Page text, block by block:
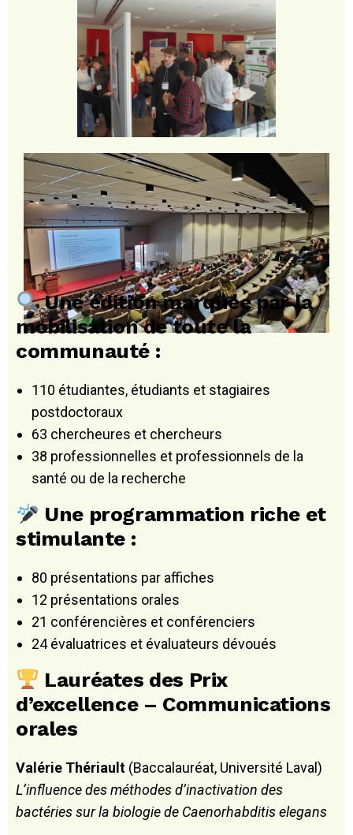
Une édition marquée par la
mobilisation de toute la
communauté :
110 étudiantes, étudiants et stagiaires
postdoctoraux
63 chercheures et chercheurs
38 professionnelles et professionnels de la
santé ou de la recherche
Une programmation riche et
stimulante :
80 présentations par affiches
12 présentations orales
21 conférencières et conférenciers
24 évaluatrices et évaluateurs dévoués
Lauréates des Prix
d’excellence – Communications
orales
Valérie Thériault (Baccalauréat, Université Laval)
L’influence des méthodes d’inactivation des
bactéries sur la biologie de Caenorhabditis elegans